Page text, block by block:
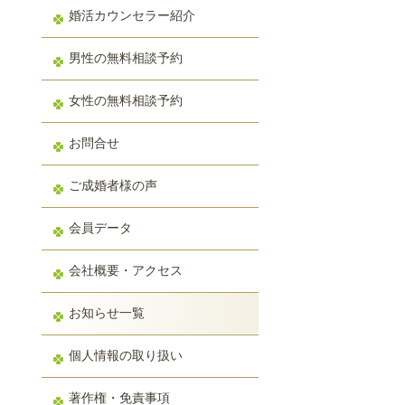
婚活カウンセラー紹介
男性の無料相談予約
女性の無料相談予約
お問合せ
ご成婚者様の声
会員データ
会社概要・アクセス
お知らせ一覧
個人情報の取り扱い
著作権・免責事項